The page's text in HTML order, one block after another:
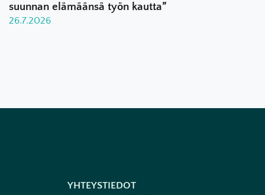
suunnan elämäänsä työn kautta”
26.7.2026
YHTEYSTIEDOT